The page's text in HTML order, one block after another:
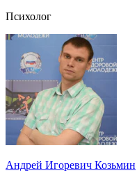
Психолог
Андрей Игоревич Козьмин